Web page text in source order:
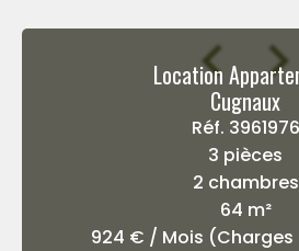
Location
Cugnaux
Réf. 3961976
3 pièces
2 chambres
64 m²
924 € / Mois